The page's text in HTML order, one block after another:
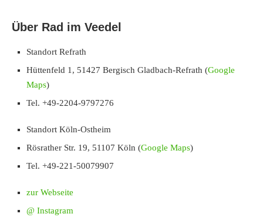
Über Rad im Veedel
Standort Refrath
Hüttenfeld 1, 51427 Bergisch Gladbach-Refrath (Google
Maps)
Tel. +49-2204-9797276
Standort Köln-Ostheim
Rösrather Str. 19, 51107 Köln (Google Maps)
Tel. +49-221-50079907
zur Webseite
@ Instagram